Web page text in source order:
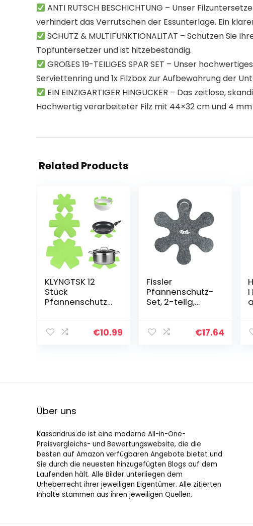
ANTI RUTSCH BESCHICHTUNG – Unser
verhindert das Verrutschen der Essunterlage. Ein
SCHUTZ & MULTIFUNKTIONALITÄT – Schützen
Topfuntersetzer und ist hitzebeständig.
GROßES 19-TEILIGES SPAR SET – Unser
Serviettenring und 1x Filzbox zur Aufbewahrung der
EIN EINZIGARTIGER HINGUCKER – Das zeitlose,
Hochwertig verarbeiteter Filz mit 44×32 cm und 4 mm
Related Products
KLYNGTSK 12
Stück
Pfannenschutz
Stapelschutz
€10.99
Fissler
Pfannenschutz-
Set, 2-teilg,
Topf-Schutz,
€17.64
I
Über uns
Kassandrus.de ist eine moderne All-in-One-
Preisvergleichs- und Bewertungswebsite, die die
besten auf Amazon verfügbaren Angebote bietet und
Sie durch die neuesten hinzugefügten Blogs auf dem
Laufenden hält. Alle Bilder unterliegen dem
Urheberrecht ihrer jeweiligen Eigentümer. Alle zitierten
Inhalte stammen aus ihren jeweiligen Quellen.